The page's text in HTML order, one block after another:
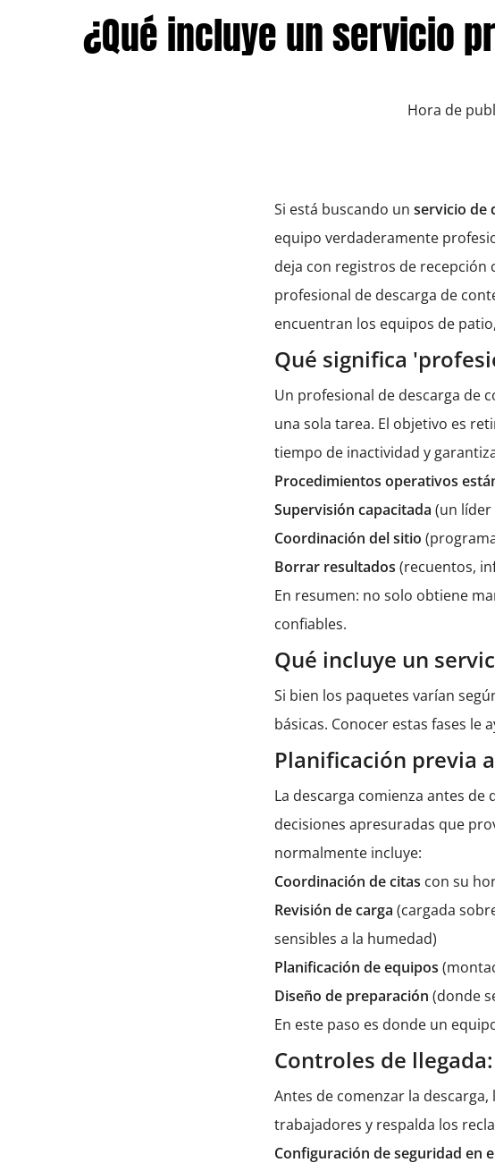
¿Qué incluye un servicio
Hora de
Si está buscando unservicio de
equipo verdaderamente
deja con registros de recepción
profesional de descarga de
encuentran los equipos de
Qué significa
Un profesional de descarga de
una sola tarea. El objetivo es
tiempo de inactividad y
Procedimientos operativos
Supervisión capacitada(un
Coordinación del sitio
Borrar resultados(recuentos,
En resumen: no solo obtiene
confiables.
Qué incluye un
Si bien los paquetes varían
básicas. Conocer estas fases
Planificación previa
La descarga comienza antes
decisiones apresuradas que
normalmente incluye:
Coordinación de citas con su
Revisión de carga(cargada
sensibles a la humedad)
Planificación de equipos
Diseño de preparación(donde
En este paso es donde un
Controles de
Antes de comenzar la
trabajadores y respalda los
Configuración de seguridad en